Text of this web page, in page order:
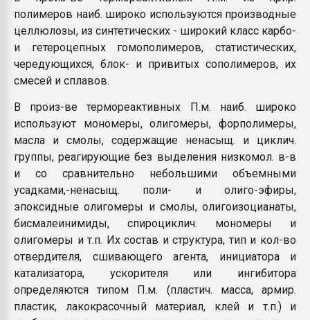
полимеров наиб. широко используются производные
целлюлозы, из синтетических - широкий класс карбо-
и гетероцепных гомополимеров, статистических,
чередующихся, блок- и привитых сополимеров, их
смесей и сплавов.
В произ-ве термореактивных П.м. наиб. широко
используют мономеры, олигомеры, форполимеры,
масла и смолы, содержащие ненасыщ. и циклич.
группы, реагирующие без выделения низкомол. в-в
и со сравнительно небольшими объемными
усадками,-ненасыщ. поли- и олиго-эфиры,
эпоксидные олигомеры и смолы, олигоизоцианаты,
бисмалеинимиды, спироциклич. мономеры и
олигомеры и т.п. Их состав и структура, тип и кол-во
отвердителя, сшивающего агента, инициатора и
катализатора, ускорителя или ингибитора
определяются типом П.м. (пластич. масса, армир.
пластик, лакокрасочный материал, клей и т.п.) и